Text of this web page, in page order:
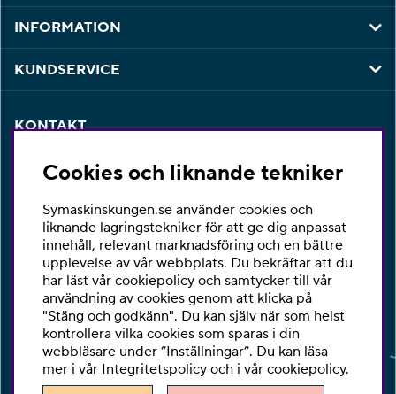
INFORMATION
KUNDSERVICE
KONTAKT
beställning så är du varmt välkommen att kontakta vår
Telefon:010-2518270
E-post:kontakta@symaskinskungen.se
Ångra köp
Cookies och liknande tekniker
Symaskinskungen.se använder cookies och
liknande lagringstekniker för att ge dig anpassat
innehåll, relevant marknadsföring och en bättre
upplevelse av vår webbplats. Du bekräftar att du
har läst vår cookiepolicy och samtycker till vår
användning av cookies genom att klicka på
"Stäng och godkänn". Du kan själv när som helst
kontrollera vilka cookies som sparas i din
webbläsare under ”Inställningar”. Du kan läsa
mer i vår Integritetspolicy och i vår cookiepolicy.